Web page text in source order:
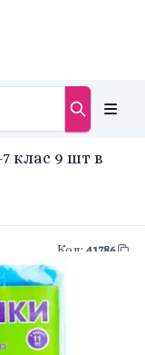
клас 9 шт в
Код: 41786